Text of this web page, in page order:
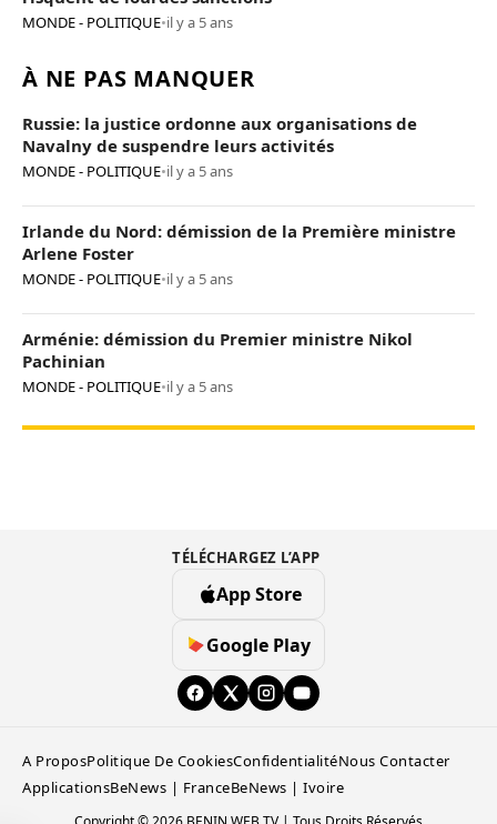
MONDE - POLITIQUE•il y a 5 ans
À NE PAS MANQUER
Russie: la justice ordonne aux organisations de
Navalny de suspendre leurs activités
MONDE - POLITIQUE•il y a 5 ans
Irlande du Nord: démission de la Première ministre
Arlene Foster
MONDE - POLITIQUE•il y a 5 ans
Arménie: démission du Premier ministre Nikol
Pachinian
MONDE - POLITIQUE•il y a 5 ans
TÉLÉCHARGEZ L’APP
App Store
Google Play
A ProposPolitique De CookiesConfidentialitéNous Contacter
ApplicationsBeNews | FranceBeNews | Ivoire